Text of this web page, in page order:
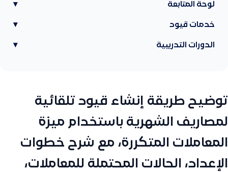
لوحة المتابعة ▾
خدمات قيود ▾
الدورات التدريبية ▾
توضيح طريقة إنشاء قيود تلقائية
لمصاريف الشهرية باستخدام ميزة
المعاملات المتكررة، مع شرح خطوات
الإعداد، الحالات المحتملة للمعاملات،